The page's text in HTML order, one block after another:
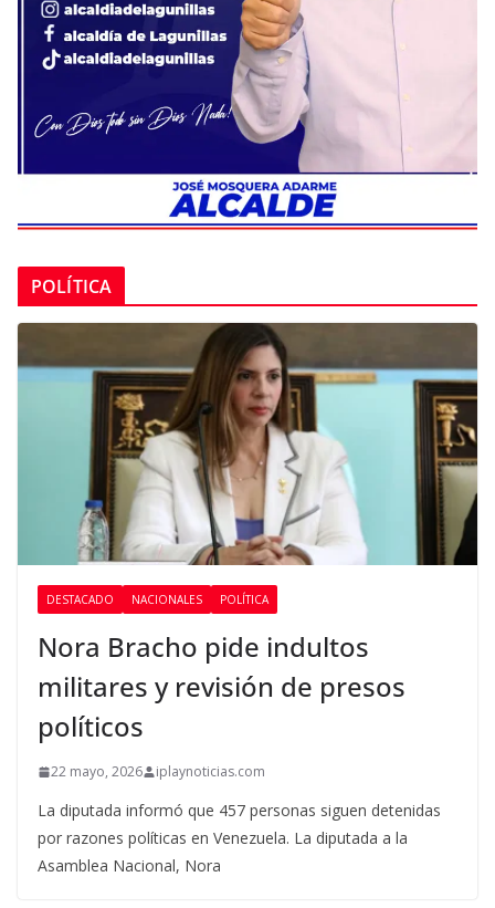
POLÍTICA
DESTACADO NACIONALES POLÍTICA
Nora Bracho pide indultos
militares y revisión de presos
políticos
22 mayo, 2026 iplaynoticias.com
La diputada informó que 457 personas siguen detenidas
por razones políticas en Venezuela. La diputada a la
Asamblea Nacional, Nora